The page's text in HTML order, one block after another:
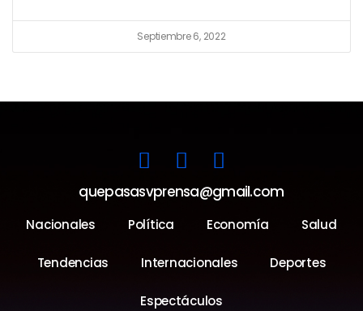
Septiembre 6, 2022
quepasasvprensa@gmail.com
Nacionales Política Economía Salud
Tendencias Internacionales Deportes
Espectáculos